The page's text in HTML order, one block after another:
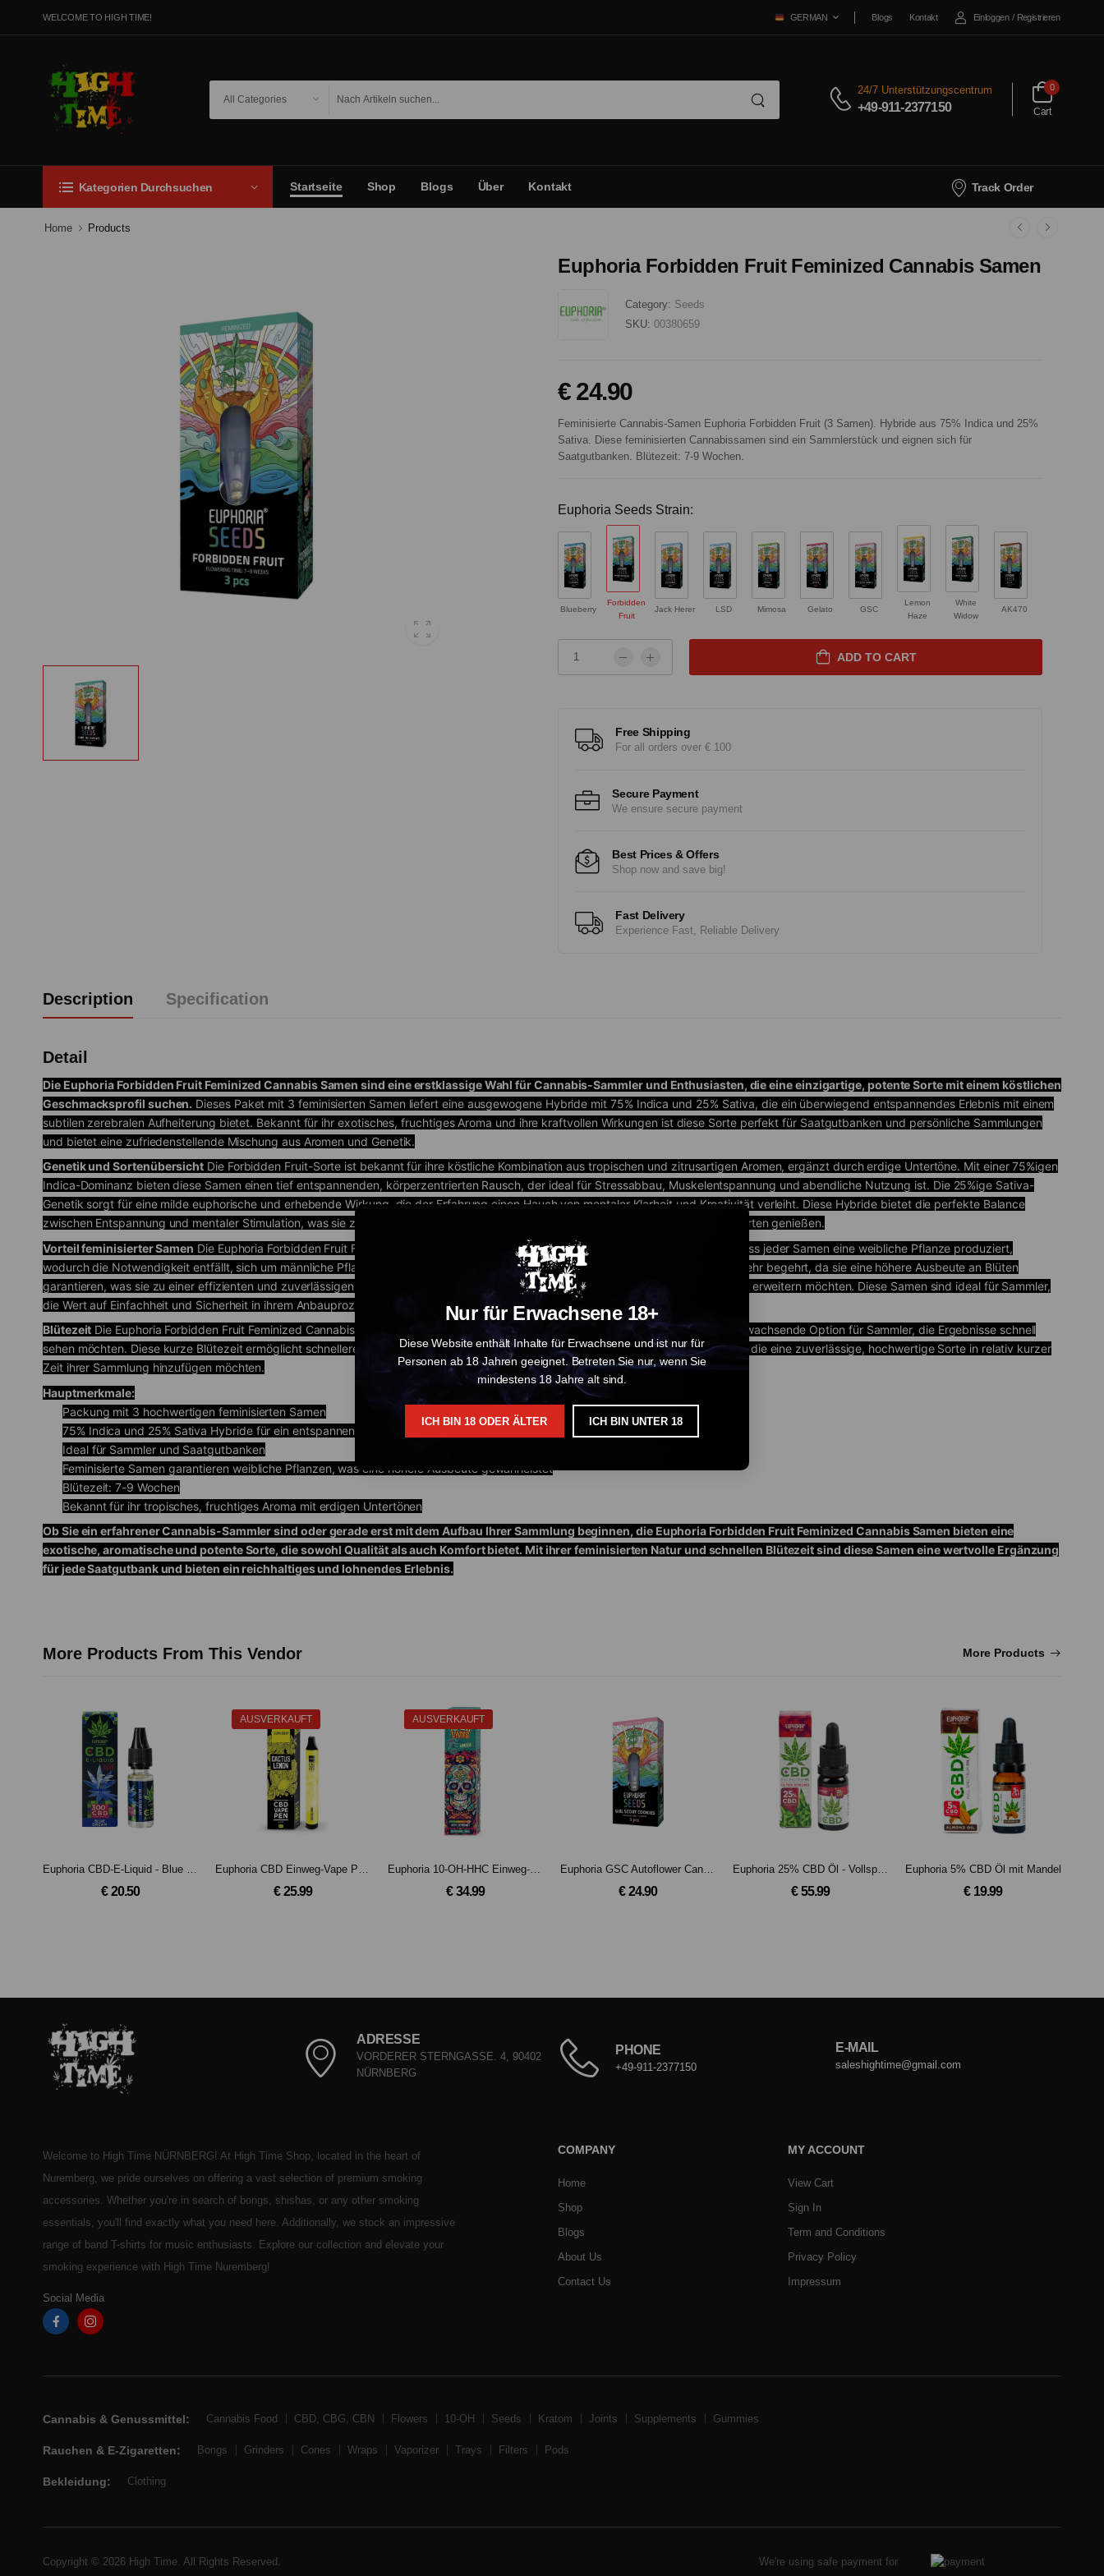
Nur für Erwachsene 18+
Diese Website enthält Inhalte für Erwachsene und ist nur für
Personen ab 18 Jahren geeignet. Betreten Sie nur, wenn Sie
mindestens 18 Jahre alt sind.
ICH BIN 18 ODER ÄLTER ICH BIN UNTER 18
WELCOME TO HIGH TIME! GERMAN Blogs Kontakt Einloggen / Registrieren
24/7 Unterstützungscentrum
+49-911-2377150
0
Cart
Kategorien Durchsuchen Startseite Shop Blogs Über Kontakt Track Order
Home Products
Euphoria Forbidden Fruit Feminized Cannabis Samen
Category: Seeds
SKU:00380659
€ 24.90
Feminisierte Cannabis-Samen Euphoria Forbidden Fruit (3 Samen). Hybride aus 75% Indica und 25%
Sativa. Diese feminisierten Cannabissamen sind ein Sammlerstück und eignen sich für
Saatgutbanken. Blütezeit: 7-9 Wochen.
Euphoria Seeds Strain:
Blueberry
Forbidden
Fruit
Jack Herer LSD Mimosa Gelato GSC
Lemon
Haze
White
Widow
AK470
ADD TO CART
Free Shipping
For all orders over € 100
Secure Payment
We ensure secure payment
Best Prices & Offers
Shop now and save big!
Fast Delivery
Experience Fast, Reliable Delivery
Description Specification
Detail
Die Euphoria Forbidden Fruit Feminized Cannabis Samen sind eine erstklassige Wahl für Cannabis-Sammler und Enthusiasten, die eine einzigartige, potente Sorte mit einem köstlichen
Geschmacksprofil suchen. Dieses Paket mit 3 feminisierten Samen liefert eine ausgewogene Hybride mit 75% Indica und 25% Sativa, die ein überwiegend entspannendes Erlebnis mit einem
subtilen zerebralen Aufheiterung bietet. Bekannt für ihr exotisches, fruchtiges Aroma und ihre kraftvollen Wirkungen ist diese Sorte perfekt für Saatgutbanken und persönliche Sammlungen
und bietet eine zufriedenstellende Mischung aus Aromen und Genetik.
Genetik und Sortenübersicht Die Forbidden Fruit-Sorte ist bekannt für ihre köstliche Kombination aus tropischen und zitrusartigen Aromen, ergänzt durch erdige Untertöne. Mit einer 75%igen
Indica-Dominanz bieten diese Samen einen tief entspannenden, körperzentrierten Rausch, der ideal für Stressabbau, Muskelentspannung und abendliche Nutzung ist. Die 25%ige Sativa-
Genetik sorgt für eine milde euphorische und erhebende Wirkung, die der Erfahrung einen Hauch von mentaler Klarheit und Kreativität verleiht. Diese Hybride bietet die perfekte Balance
zwischen Entspannung und mentaler Stimulation, was sie zu einer attraktiven Option für diejenigen macht, die vielseitige Cannabissorten genießen.
Vorteil feminisierter Samen Die Euphoria Forbidden Fruit Feminized Cannabis Samen sind speziell gezüchtet, um sicherzustellen, dass jeder Samen eine weibliche Pflanze produziert,
wodurch die Notwendigkeit entfällt, sich um männliche Pflanzen zu kümmern. Feminisierte Samen sind bei Sammlern und Züchtern sehr begehrt, da sie eine höhere Ausbeute an Blüten
garantieren, was sie zu einer effizienten und zuverlässigen Wahl für diejenigen macht, die ihre Saatgutbank mit hochwertiger Genetik erweitern möchten. Diese Samen sind ideal für Sammler,
die Wert auf Einfachheit und Sicherheit in ihrem Anbauprozess legen.
Blütezeit Die Euphoria Forbidden Fruit Feminized Cannabis Samen haben eine Blütezeit von nur 7-9 Wochen und bieten eine schnell wachsende Option für Sammler, die Ergebnisse schnell
sehen möchten. Diese kurze Blütezeit ermöglicht schnellere Zyklen, was diese Samen zu einer attraktiven Wahl für diejenigen macht, die eine zuverlässige, hochwertige Sorte in relativ kurzer
Zeit ihrer Sammlung hinzufügen möchten.
Hauptmerkmale:
Packung mit 3 hochwertigen feminisierten Samen
75% Indica und 25% Sativa Hybride für ein entspannendes, gut abgerundetes Erlebnis
Ideal für Sammler und Saatgutbanken
Feminisierte Samen garantieren weibliche Pflanzen, was eine höhere Ausbeute gewährleistet
Blütezeit: 7-9 Wochen
Bekannt für ihr tropisches, fruchtiges Aroma mit erdigen Untertönen
Ob Sie ein erfahrener Cannabis-Sammler sind oder gerade erst mit dem Aufbau Ihrer Sammlung beginnen, die Euphoria Forbidden Fruit Feminized Cannabis Samen bieten eine
exotische, aromatische und potente Sorte, die sowohl Qualität als auch Komfort bietet. Mit ihrer feminisierten Natur und schnellen Blütezeit sind diese Samen eine wertvolle Ergänzung
für jede Saatgutbank und bieten ein reichhaltiges und lohnendes Erlebnis.
More Products From This Vendor More Products
Euphoria CBD-E-Liquid - Blue Dream mit 300 mg CBD
€ 20.50
AUSVERKAUFT
Euphoria CBD Einweg-Vape Pen Cactus Lemon 2ml - CBD
€ 25.99
AUSVERKAUFT
Euphoria 10-OH-HHC Einweg-Vape Pen 'Amnesia'
€ 34.99
Euphoria GSC Autoflower Cannabis Samen
€ 24.90
Euphoria 25% CBD Öl - Vollspektrum
€ 55.99
Euphoria 5% CBD Öl mit Mandel
€ 19.99
ADRESSE
VORDERER STERNGASSE. 4, 90402
NÜRNBERG
PHONE
+49-911-2377150
E-MAIL
saleshightime@gmail.com
Welcome to High Time NÜRNBERG! At High Time Shop, located in the heart of
Nuremberg, we pride ourselves on offering a vast selection of premium smoking
accessories. Whether you're in search of bongs, shishas, or any other smoking
essentials, you'll find exactly what you need here. Additionally, we stock an impressive
range of band T-shirts for music enthusiasts. Explore our collection and elevate your
smoking experience with High Time Nuremberg!
Social Media
COMPANY
Home
Shop
Blogs
About Us
Contact Us
MY ACCOUNT
View Cart
Sign In
Term and Conditions
Privacy Policy
Impressum
Cannabis & Genussmittel: Cannabis Food CBD, CBG, CBN Flowers 10-OH Seeds Kratom Joints Supplements Gummies
Rauchen & E-Zigaretten: Bongs Grinders Cones Wraps Vaporizer Trays Filters Pods
Bekleidung: Clothing
Copyright © 2026 High Time. All Rights Reserved. We're using safe payment for